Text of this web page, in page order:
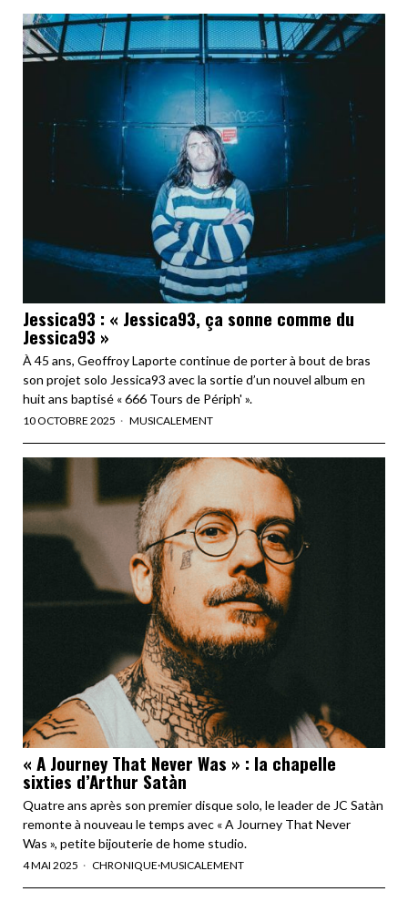
Jessica93 : « Jessica93, ça sonne comme du
Jessica93 »
À 45 ans, Geoffroy Laporte continue de porter à bout de bras
son projet solo Jessica93 avec la sortie d’un nouvel album en
huit ans baptisé « 666 Tours de Périph' ».
10 OCTOBRE 2025 MUSICALEMENT
« A Journey That Never Was » : la chapelle
sixties d’Arthur Satàn
Quatre ans après son premier disque solo, le leader de JC Satàn
remonte à nouveau le temps avec « A Journey That Never
Was », petite bijouterie de home studio.
4 MAI 2025 CHRONIQUE·MUSICALEMENT